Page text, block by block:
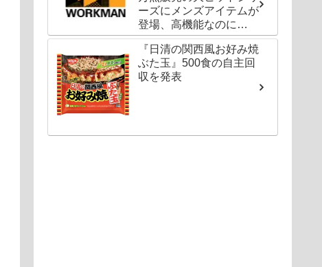
ーズにメンズアイテムが
登場、高機能なのに
1000円以下〜の圧倒的
コスパ
『日清の関西風お好み焼
ぶた玉』500食の自主回
収を発表